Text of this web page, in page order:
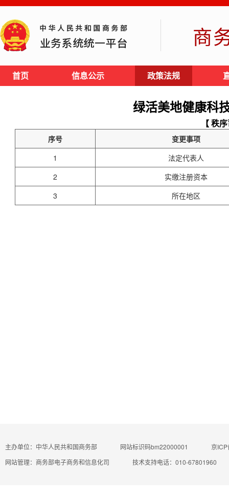
商
首页 信息公示 政策法规
绿活美地健康科
【 秩
序号
变更事项
1
法定代表人
2
实缴注册资本
3
所在地区
主办单位：中华人民共和国商务部 网站标识码bm22000001
京
网站管理：商务部电子商务和信息化司
技术支持电话：010-67801960